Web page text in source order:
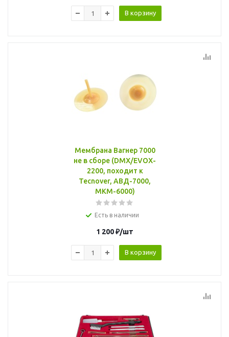
В корзину
Мембрана Вагнер 7000
не в сборе (DMX/EVOX-
2200, походит к
Tecnover, АВД-7000,
МКМ-6000)
Есть в наличии
1 200₽/шт
В корзину